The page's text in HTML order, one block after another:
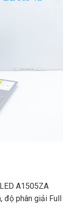
A1505ZA
độ phân giải Full